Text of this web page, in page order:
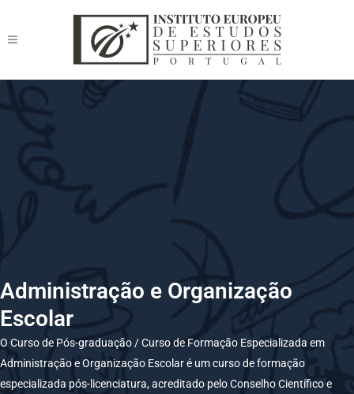
Administração e Organização
Escolar
O Curso de Pós-graduação / Curso de Formação Especializada em
Administração e Organização Escolar é um curso de formação
especializada pós-licenciatura, acreditado pelo Conselho Científico e